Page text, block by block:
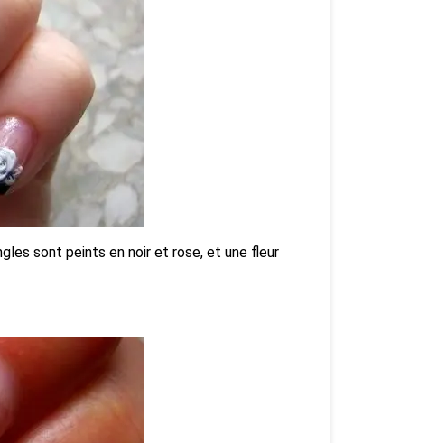
sont peints en noir et rose, et une fleur